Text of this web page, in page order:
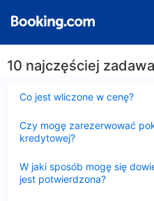
10 najczęściej
Co jest wliczone w cenę?
Czy mogę zarezerwować
kredytowej?
W jaki sposób mogę się
jest potwierdzona?